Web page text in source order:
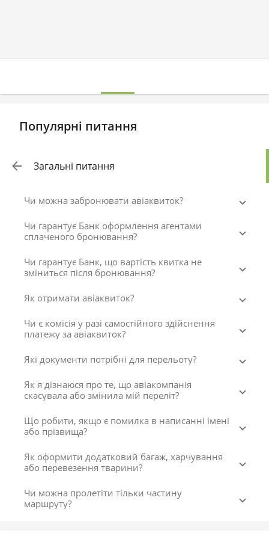
Популярні питання
Загальні питання
Чи можна забронювати авіаквиток?
Чи гарантує Банк оформлення агентами
сплаченого бронювання?
Чи гарантує Банк, що вартість квитка не
зміниться після бронювання?
Як отримати авіаквиток?
Чи є комісія у разі самостійного здійснення
платежу за авіаквиток?
Які документи потрібні для перельоту?
Як я дізнаюся про те, що авіакомпанія
скасувала або змінила мій переліт?
Що робити, якщо є помилка в написанні імені
або прізвища?
Як оформити додатковий багаж, харчування
або перевезення тварини?
Чи можна пролетіти тільки частину
маршруту?